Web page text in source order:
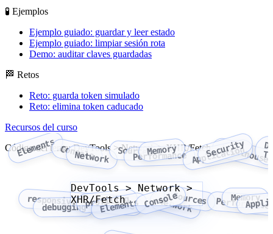
🧪 Ejemplos
Ejemplo guiado: guardar y leer estado
Ejemplo guiado: limpiar sesión rota
Demo: auditar claves guardadas
🏁 Retos
Reto: guarda token simulado
Reto: elimina token caducado
Recursos del curso
Código del tema: DevTools > Network > XHR/Fetch
Elements Console
Network Sources
Performance
Memory Application
Security
Lighthouse
responsive design mode
debuggingprofiling
ElementsConsole
Network
Sources Performance
Memory
DevTools > Network >
XHR/Fetch